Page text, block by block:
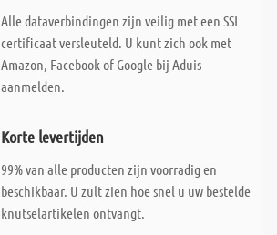
Alle dataverbindingen zijn veilig met een SSL
certificaat versleuteld. U kunt zich ook met
Amazon, Facebook of Google bij Aduis
aanmelden.
Korte levertijden
99% van alle producten zijn voorradig en
beschikbaar. U zult zien hoe snel u uw bestelde
knutselartikelen ontvangt.